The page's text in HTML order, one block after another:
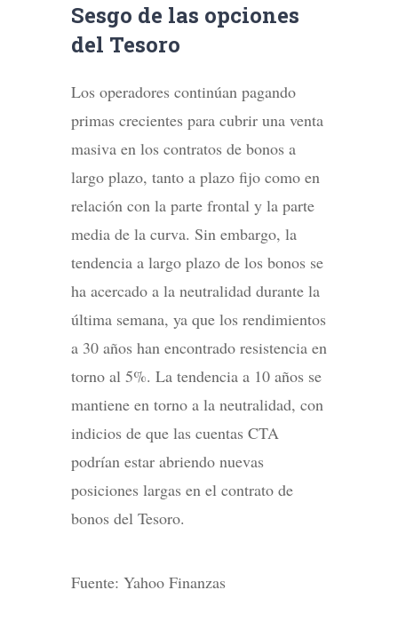
Sesgo de las opciones
del Tesoro
Los operadores continúan pagando
primas crecientes para cubrir una venta
masiva en los contratos de bonos a
largo plazo, tanto a plazo fijo como en
relación con la parte frontal y la parte
media de la curva. Sin embargo, la
tendencia a largo plazo de los bonos se
ha acercado a la neutralidad durante la
última semana, ya que los rendimientos
a 30 años han encontrado resistencia en
torno al 5%. La tendencia a 10 años se
mantiene en torno a la neutralidad, con
indicios de que las cuentas CTA
podrían estar abriendo nuevas
posiciones largas en el contrato de
bonos del Tesoro.
Fuente: Yahoo Finanzas